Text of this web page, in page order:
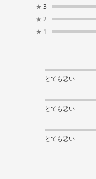
★ 3
★ 2
★ 1
とても悪い
とても悪い
とても悪い